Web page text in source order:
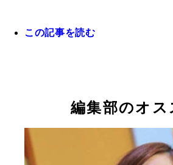
に当時ヤクルトの城石憲
離婚。翌年、同局の１１
は週プレで連載コラムを担
この記事を読む
編集部のオス